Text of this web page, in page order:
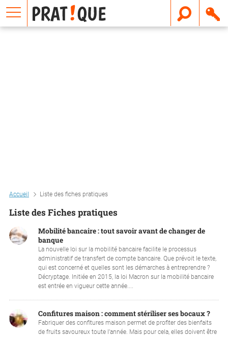
Accueil Liste des fiches pratiques
Liste des Fiches pratiques
Mobilité bancaire : tout savoir avant de changer de
banque
La nouvelle loi sur la mobilité bancaire facilite le processus
administratif de transfert de compte bancaire. Que prévoit le texte,
qui est concerné et quelles sont les démarches à entreprendre ?
Décryptage. Initiée en 2015, la loi Macron sur la mobilité bancaire
est entrée en vigueur cette année....
Confitures maison : comment stériliser ses bocaux ?
Fabriquer des confitures maison permet de profiter des bienfaits
de fruits savoureux toute l’année. Mais pour cela, elles doivent être
E
m
a